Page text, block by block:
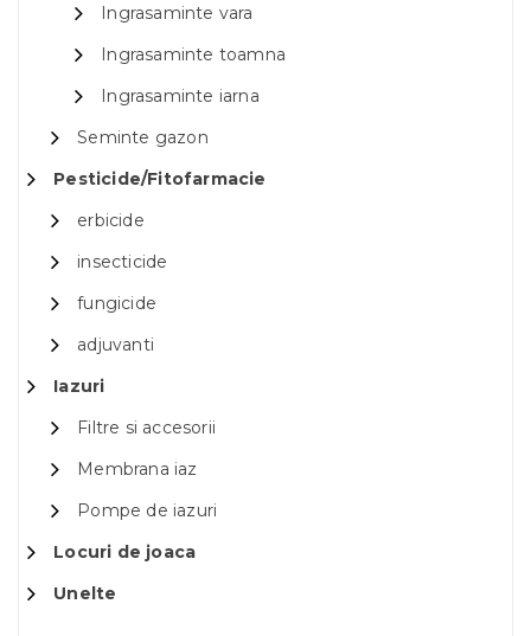
Ingrasaminte vara
Ingrasaminte toamna
Ingrasaminte iarna
Seminte gazon
Pesticide/Fitofarmacie
erbicide
insecticide
fungicide
adjuvanti
Iazuri
Filtre si accesorii
Membrana iaz
Pompe de iazuri
Locuri de joaca
Unelte